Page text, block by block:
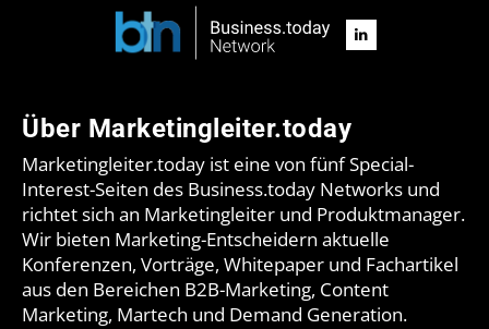
Über Marketingleiter.today
Marketingleiter.today ist eine von fünf Special-
Interest-Seiten des Business.today Networks und
richtet sich an Marketingleiter und Produktmanager.
Wir bieten Marketing-Entscheidern aktuelle
Konferenzen, Vorträge, Whitepaper und Fachartikel
aus den Bereichen B2B-Marketing, Content
Marketing, Martech und Demand Generation.